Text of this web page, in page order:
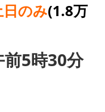
日のみ(1.8万
5時30分